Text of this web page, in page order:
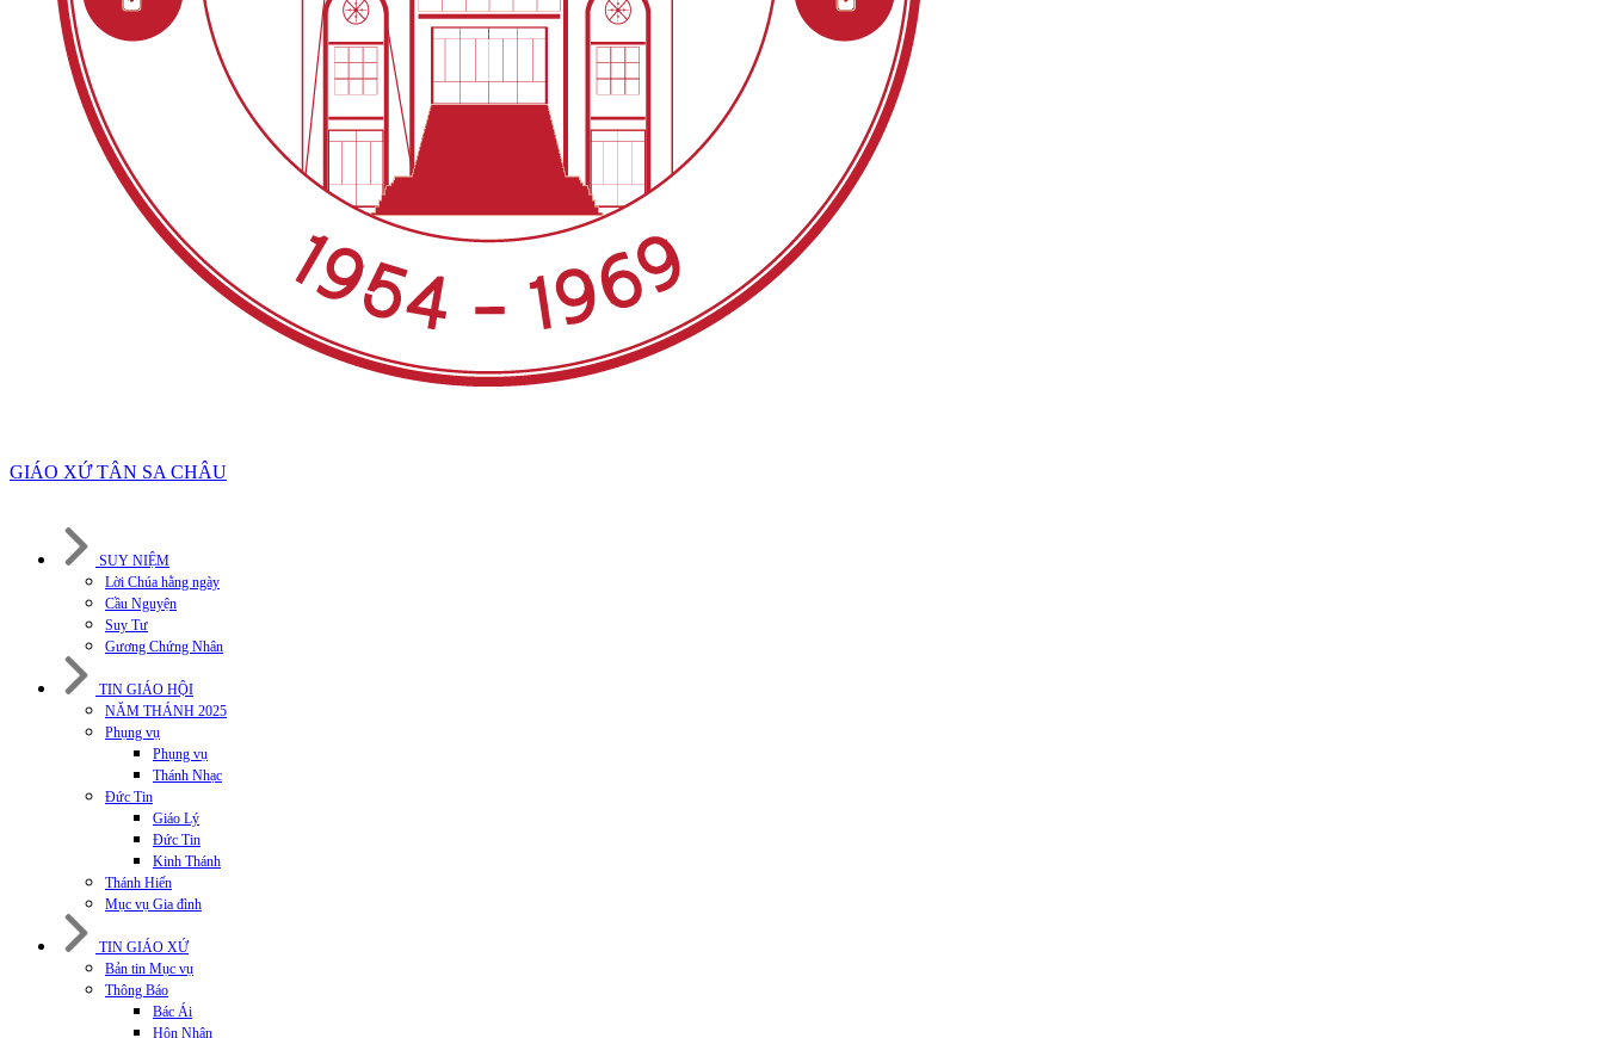
GIÁO XỨ TÂN SA CHÂU
SUY NIỆM
Lời Chúa hằng ngày
Cầu Nguyện
Suy Tư
Gương Chứng Nhân
TIN GIÁO HỘI
NĂM THÁNH 2025
Phụng vụ
Phụng vụ
Thánh Nhạc
Đức Tin
Giáo Lý
Đức Tin
Kinh Thánh
Thánh Hiến
Mục vụ Gia đình
TIN GIÁO XỨ
Bản tin Mục vụ
Thông Báo
Bác Ái
Hôn Nhân